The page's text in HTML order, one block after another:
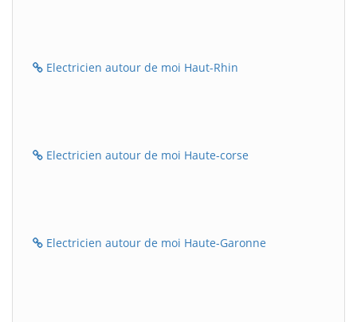
Electricien autour de moi Haut-Rhin
Electricien autour de moi Haute-corse
Electricien autour de moi Haute-Garonne